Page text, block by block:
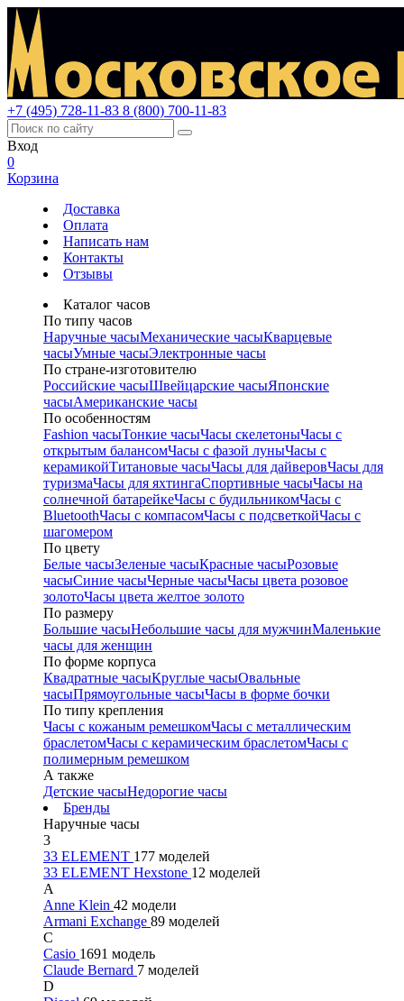
+7 (495) 728-11-83 8 (800) 700-11-83
Вход
0
Корзина
Доставка
Оплата
Написать нам
Контакты
Отзывы
Каталог часов
По типу часов
Наручные часыМеханические часыКварцевые
часыУмные часыЭлектронные часы
По стране-изготовителю
Российские часыШвейцарские часыЯпонские
часыАмериканские часы
По особенностям
Fashion часыТонкие часыЧасы скелетоныЧасы с
открытым балансомЧасы с фазой луныЧасы с
керамикойТитановые часыЧасы для дайверовЧасы для
туризмаЧасы для яхтингаСпортивные часыЧасы на
солнечной батарейкеЧасы с будильникомЧасы с
BluetoothЧасы с компасомЧасы с подсветкойЧасы с
шагомером
По цвету
Белые часыЗеленые часыКрасные часыРозовые
часыСиние часыЧерные часыЧасы цвета розовое
золотоЧасы цвета желтое золото
По размеру
Большие часыНебольшие часы для мужчинМаленькие
часы для женщин
По форме корпуса
Квадратные часыКруглые часыОвальные
часыПрямоугольные часыЧасы в форме бочки
По типу крепления
Часы с кожаным ремешкомЧасы с металлическим
браслетомЧасы с керамическим браслетомЧасы с
полимерным ремешком
А также
Детские часыНедорогие часы
Бренды
Наручные часы
3
33 ELEMENT 177 моделей
33 ELEMENT Hexstone 12 моделей
A
Anne Klein 42 модели
Armani Exchange 89 моделей
C
Casio 1691 модель
Claude Bernard 7 моделей
D